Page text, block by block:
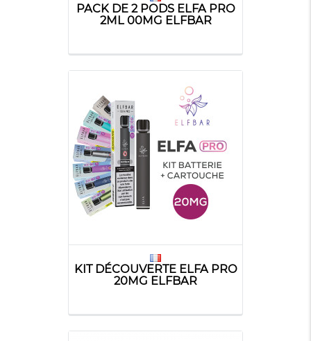
PACK DE 2 PODS ELFA PRO
2ML 00MG ELFBAR
KIT DÉCOUVERTE ELFA PRO
20MG ELFBAR